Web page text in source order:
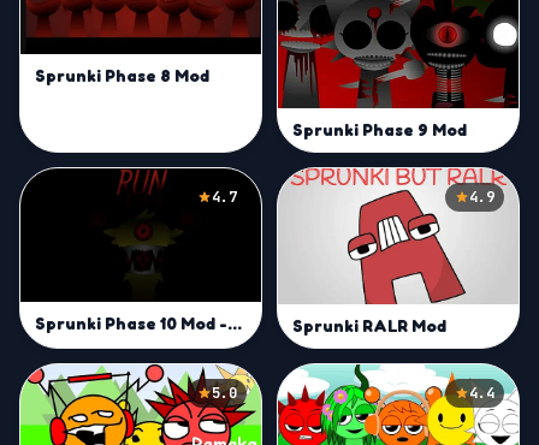
Sprunki Phase 8 Mod
Sprunki Phase 9 Mod
4.7
Sprunki Phase 10 Mod -Play on Sprunki Incredibox Game
4.9
Sprunki RALR Mod
5.0 4.4